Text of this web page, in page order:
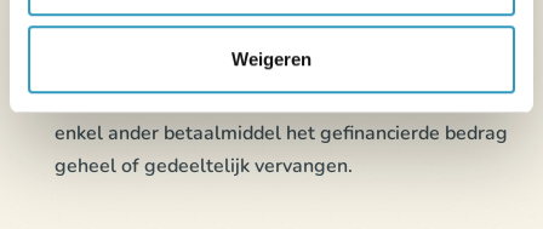
Weigeren
kredietcontract en, indien van toepassing, incasso.
Voor meer informatie,klik hier
Voor door FLOA gefinancierde vakanties mag geen
enkel ander betaalmiddel het gefinancierde bedrag
geheel of gedeeltelijk vervangen.